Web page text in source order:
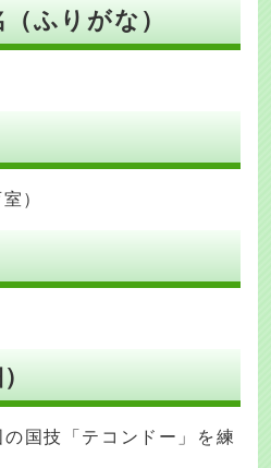
ふりがな）
）
国技「テコンドー」を練